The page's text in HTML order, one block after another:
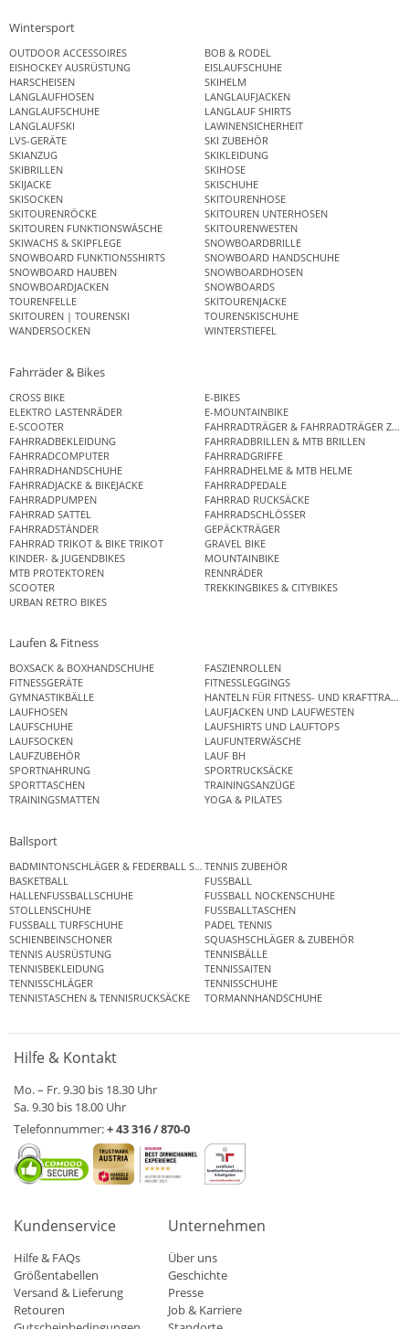
Wintersport
OUTDOOR ACCESSOIRES
BOB & RODEL
EISHOCKEY AUSRÜSTUNG
EISLAUFSCHUHE
HARSCHEISEN
SKIHELM
LANGLAUFHOSEN
LANGLAUFJACKEN
LANGLAUFSCHUHE
LANGLAUF SHIRTS
LANGLAUFSKI
LAWINENSICHERHEIT
LVS-GERÄTE
SKI ZUBEHÖR
SKIANZUG
SKIKLEIDUNG
SKIBRILLEN
SKIHOSE
SKIJACKE
SKISCHUHE
SKISOCKEN
SKITOURENHOSE
SKITOURENRÖCKE
SKITOUREN UNTERHOSEN
SKITOUREN FUNKTIONSWÄSCHE
SKITOURENWESTEN
SKIWACHS & SKIPFLEGE
SNOWBOARDBRILLE
SNOWBOARD FUNKTIONSSHIRTS
SNOWBOARD HANDSCHUHE
SNOWBOARD HAUBEN
SNOWBOARDHOSEN
SNOWBOARDJACKEN
SNOWBOARDS
TOURENFELLE
SKITOURENJACKE
SKITOUREN | TOURENSKI
TOURENSKISCHUHE
WANDERSOCKEN
WINTERSTIEFEL
Fahrräder & Bikes
CROSS BIKE
E-BIKES
ELEKTRO LASTENRÄDER
E-MOUNTAINBIKE
E-SCOOTER
FAHRRADTRÄGER & FAHRRADTRÄGER
FAHRRADBEKLEIDUNG
FAHRRADBRILLEN & MTB BRILLEN
FAHRRADCOMPUTER
FAHRRADGRIFFE
FAHRRADHANDSCHUHE
FAHRRADHELME & MTB HELME
FAHRRADJACKE & BIKEJACKE
FAHRRADPEDALE
FAHRRADPUMPEN
FAHRRAD RUCKSÄCKE
FAHRRAD SATTEL
FAHRRADSCHLÖSSER
FAHRRADSTÄNDER
GEPÄCKTRÄGER
FAHRRAD TRIKOT & BIKE TRIKOT
GRAVEL BIKE
KINDER- & JUGENDBIKES
MOUNTAINBIKE
MTB PROTEKTOREN
RENNRÄDER
SCOOTER
TREKKINGBIKES & CITYBIKES
URBAN RETRO BIKES
Laufen & Fitness
BOXSACK & BOXHANDSCHUHE
FASZIENROLLEN
FITNESSGERÄTE
FITNESSLEGGINGS
GYMNASTIKBÄLLE
HANTELN FÜR FITNESS- UND
LAUFHOSEN
LAUFJACKEN UND LAUFWESTEN
LAUFSCHUHE
LAUFSHIRTS UND LAUFTOPS
LAUFSOCKEN
LAUFUNTERWÄSCHE
LAUFZUBEHÖR
LAUF BH
SPORTNAHRUNG
SPORTRUCKSÄCKE
SPORTTASCHEN
TRAININGSANZÜGE
TRAININGSMATTEN
YOGA & PILATES
Ballsport
BADMINTONSCHLÄGER & FEDERBALL SETSTENNIS ZUBEHÖR
BASKETBALL
FUSSBALL
HALLENFUSSBALLSCHUHE
FUSSBALL NOCKENSCHUHE
STOLLENSCHUHE
FUSSBALLTASCHEN
FUSSBALL TURFSCHUHE
PADEL TENNIS
SCHIENBEINSCHONER
SQUASHSCHLÄGER & ZUBEHÖR
TENNIS AUSRÜSTUNG
TENNISBÄLLE
TENNISBEKLEIDUNG
TENNISSAITEN
TENNISSCHLÄGER
TENNISSCHUHE
TENNISTASCHEN & TENNISRUCKSÄCKE
TORMANNHANDSCHUHE
Hilfe & Kontakt
Mo. – Fr. 9.30 bis 18.30 Uhr
Sa. 9.30 bis 18.00 Uhr
Telefonnummer:+ 43 316 / 870-0
Kundenservice
Hilfe & FAQs
Größentabellen
Versand & Lieferung
Retouren
Unternehmen
Über uns
Geschichte
Presse
Job & Karriere